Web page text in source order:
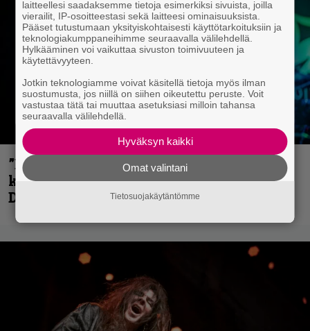
”En kadu mitään” – Rick Rozz ei tunne
katkeruutta siitä, ettei ollut mukana
Deathin debyytillä
laitteellesi saadaksemme tietoja esimerkiksi sivuista, joilla
vierailit, IP-osoitteestasi sekä laitteesi ominaisuuksista.
Pääset tutustumaan yksityiskohtaisesti käyttötarkoituksiin ja
teknologiakumppaneihimme seuraavalla välilehdellä.
Hylkääminen voi vaikuttaa sivuston toimivuuteen ja
käytettävyyteen.
Jotkin teknologiamme voivat käsitellä tietoja myös ilman
suostumusta, jos niillä on siihen oikeutettu peruste. Voit
vastustaa tätä tai muuttaa asetuksiasi milloin tahansa
seuraavalla välilehdellä.
Hyväksyn kaikki
Omat valintani
Tietosuojakäytäntömme